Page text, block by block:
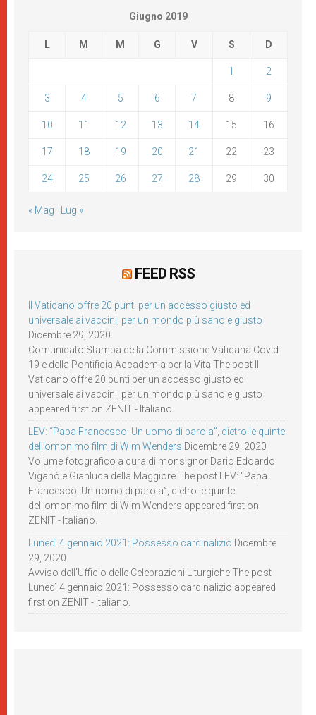
Giugno 2019
L M M G V S D
1 2
3 4 5 6 7 8 9
10 11 12 13 14 15 16
17 18 19 20 21 22 23
24 25 26 27 28 29 30
« Mag Lug »
FEED RSS
Il Vaticano offre 20 punti per un accesso giusto ed
universale ai vaccini, per un mondo più sano e giusto
Dicembre 29, 2020
Comunicato Stampa della Commissione Vaticana Covid-
19 e della Pontificia Accademia per la Vita The post Il
Vaticano offre 20 punti per un accesso giusto ed
universale ai vaccini, per un mondo più sano e giusto
appeared first on ZENIT - Italiano.
LEV: “Papa Francesco. Un uomo di parola”, dietro le quinte
dell’omonimo film di Wim Wenders Dicembre 29, 2020
Volume fotografico a cura di monsignor Dario Edoardo
Viganò e Gianluca della Maggiore The post LEV: “Papa
Francesco. Un uomo di parola”, dietro le quinte
dell’omonimo film di Wim Wenders appeared first on
ZENIT - Italiano.
Lunedì 4 gennaio 2021: Possesso cardinalizio Dicembre
29, 2020
Avviso dell’Ufficio delle Celebrazioni Liturgiche The post
Lunedì 4 gennaio 2021: Possesso cardinalizio appeared
first on ZENIT - Italiano.